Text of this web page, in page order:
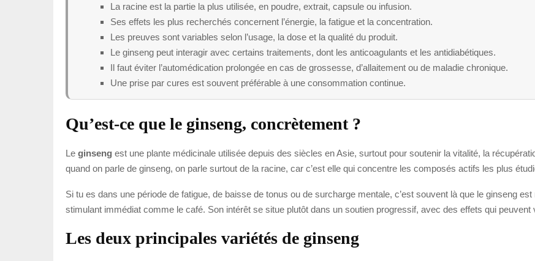
La racine est la partie la plus utilisée, en poudre, extrait, capsule ou infusion.
Ses effets les plus recherchés concernent l’énergie, la fatigue et la concentration.
Les preuves sont variables selon l’usage, la dose et la qualité du produit.
Le ginseng peut interagir avec certains traitements, dont les anticoagulants et les antidiabétiques.
Il faut éviter l’automédication prolongée en cas de grossesse, d’allaitement ou de maladie chronique.
Une prise par cures est souvent préférable à une consommation continue.
Qu’est-ce que le ginseng, concrètement ?
Le ginseng est une plante médicinale utilisée depuis des siècles en Asie, surtout pour soutenir la vitalité, la
quand on parle de ginseng, on parle surtout de la racine, car c’est elle qui concentre les composés actifs les plus
Si tu es dans une période de fatigue, de baisse de tonus ou de surcharge mentale, c’est souvent là que le ginseng
stimulant immédiat comme le café. Son intérêt se situe plutôt dans un soutien progressif, avec des effets qui peuvent
Les deux principales variétés de ginseng